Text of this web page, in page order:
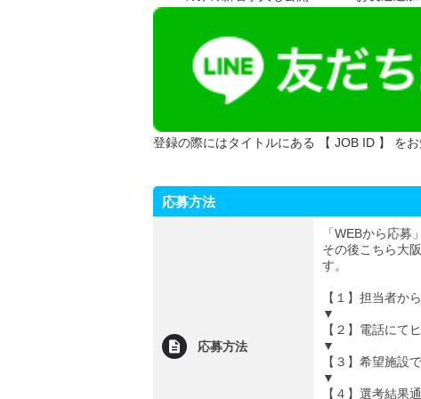
登録の際にはタイトルにある 【 JOB ID 】 を
応募方法
応募方法
「WEBから応
その後こちら大
す。
【１】担当者か
▼
【２】電話にて
▼
【３】希望施設
▼
【４】選考結果